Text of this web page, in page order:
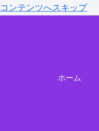
コンテンツへスキップ
ホーム